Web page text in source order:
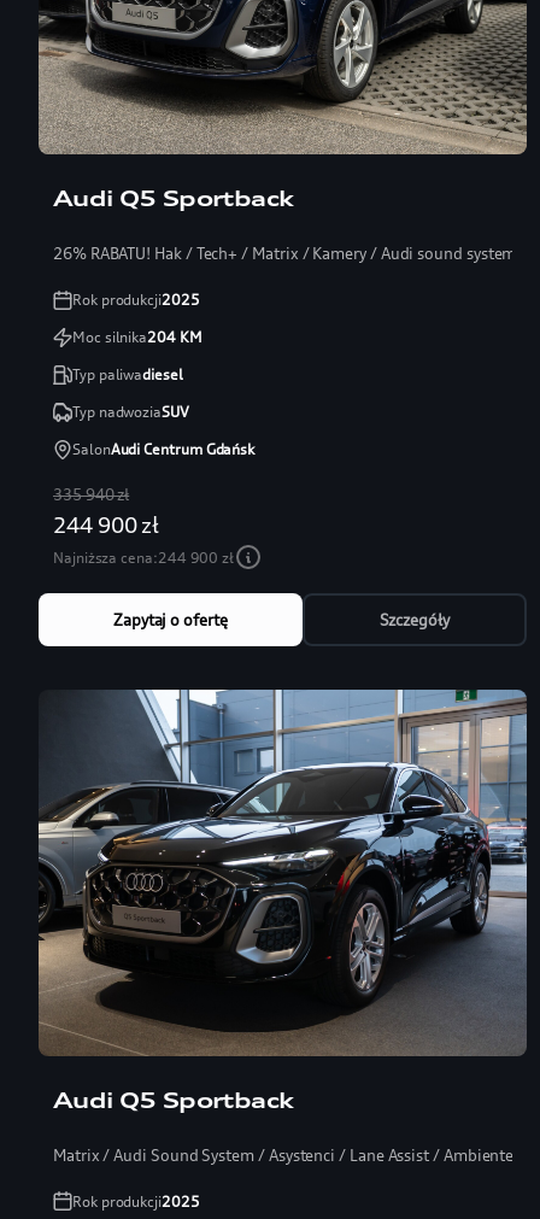
Audi Q5 Sportback
26% RABATU! Hak / Tech+ / Matrix / Kamery / Audi sound system /
Rok produkcji2025
Moc silnika204KM
Typ paliwadiesel
Typ nadwoziaSUV
SalonAudi Centrum Gdańsk
335 940 zł
244 900 zł
Najniższa cena:244 900 zł
Zapytaj o ofertę Szczegóły
Audi Q5 Sportback
Matrix / Audi Sound System / Asystenci / Lane Assist / Ambiente+ /
Rok produkcji2025